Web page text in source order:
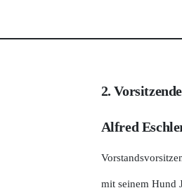
2.
Alfred
mit seinem Hund